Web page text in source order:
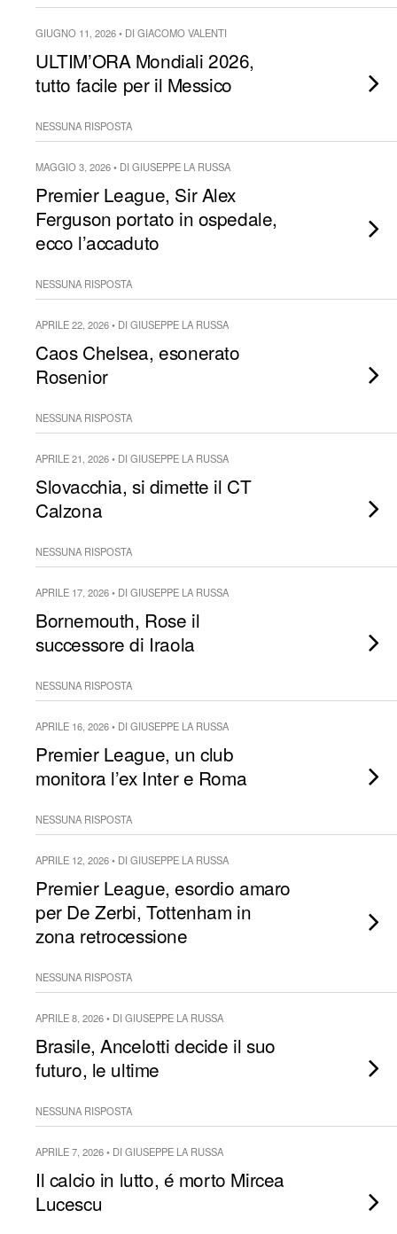
GIUGNO 11, 2026 • DI GIACOMO VALENTI
ULTIM’ORA Mondiali 2026,
tutto facile per il Messico
NESSUNA RISPOSTA
MAGGIO 3, 2026 • DI GIUSEPPE LA RUSSA
Premier League, Sir Alex
Ferguson portato in ospedale,
ecco l’accaduto
NESSUNA RISPOSTA
APRILE 22, 2026 • DI GIUSEPPE LA RUSSA
Caos Chelsea, esonerato
Rosenior
NESSUNA RISPOSTA
APRILE 21, 2026 • DI GIUSEPPE LA RUSSA
Slovacchia, si dimette il CT
Calzona
NESSUNA RISPOSTA
APRILE 17, 2026 • DI GIUSEPPE LA RUSSA
Bornemouth, Rose il
successore di Iraola
NESSUNA RISPOSTA
APRILE 16, 2026 • DI GIUSEPPE LA RUSSA
Premier League, un club
monitora l’ex Inter e Roma
NESSUNA RISPOSTA
APRILE 12, 2026 • DI GIUSEPPE LA RUSSA
Premier League, esordio amaro
per De Zerbi, Tottenham in
zona retrocessione
NESSUNA RISPOSTA
APRILE 8, 2026 • DI GIUSEPPE LA RUSSA
Brasile, Ancelotti decide il suo
futuro, le ultime
NESSUNA RISPOSTA
APRILE 7, 2026 • DI GIUSEPPE LA RUSSA
Il calcio in lutto, é morto Mircea
Lucescu